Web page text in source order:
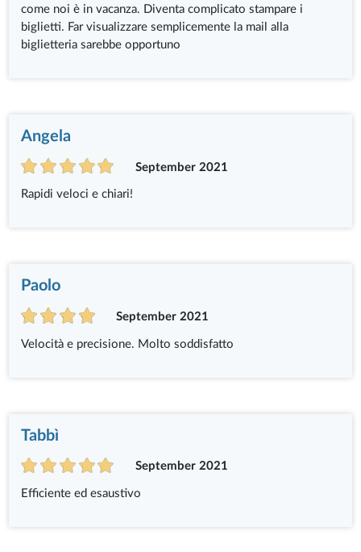
come noi è in vacanza. Diventa complicato stampare i
biglietti. Far visualizzare semplicemente la mail alla
biglietteria sarebbe opportuno
Angela
September 2021
Rapidi veloci e chiari!
Paolo
September 2021
Velocità e precisione. Molto soddisfatto
Tabbì
September 2021
Efficiente ed esaustivo